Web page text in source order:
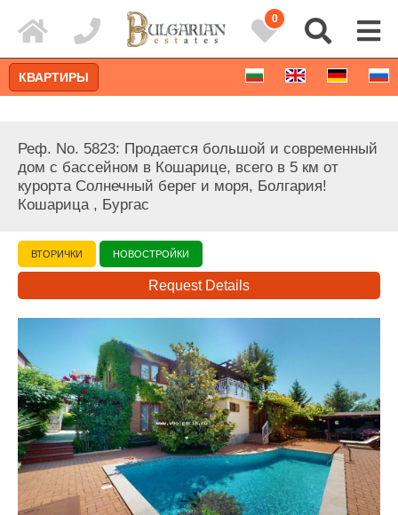
0
КВАРТИРЫ
Реф. No. 5823: Продается большой и современный
дом с бассейном в Кошарице, всего в 5 км от
курорта Солнечный берег и моря, Болгария!
Кошарица , Бургас
ВТОРИЧКИ НОВОСТРОЙКИ
Request Details